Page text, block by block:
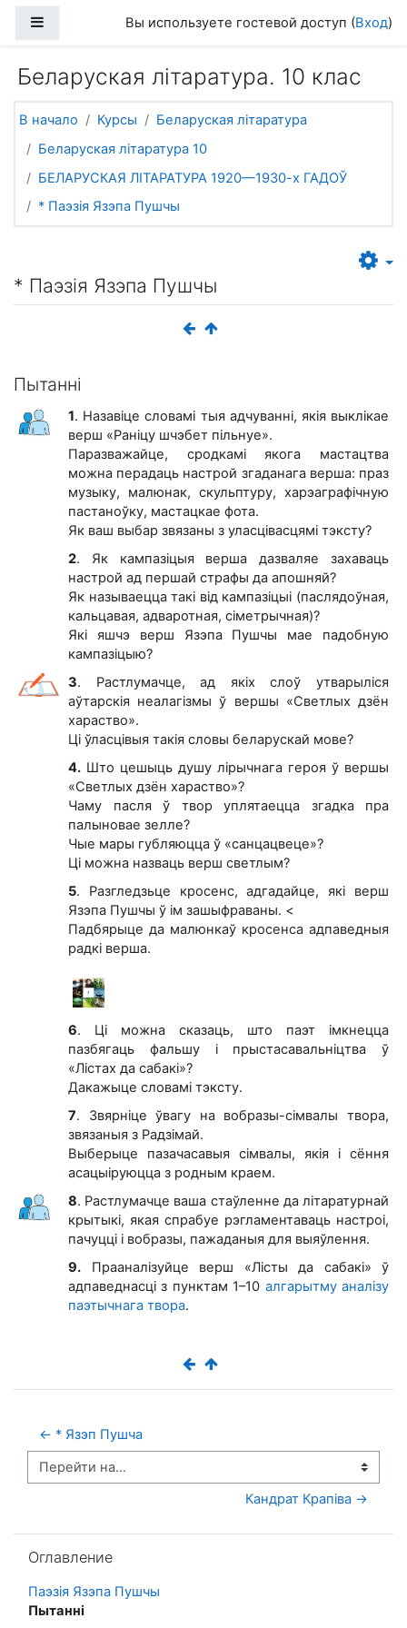
Боковая панельВы используете гостевой доступ (Вход)
Беларуская літаратура. 10 клас
В начало Курсы
Беларуская літаратура
Беларуская літаратура 10
БЕЛАРУСКАЯ ЛІТАРАТУРА 1920—1930-х ГАДОЎ
* Паэзія Язэпа Пушчы
* Паэзія Язэпа Пушчы
Пытанні
1. Назавіце словамі тыя адчуванні, якія выклікае
верш «Раніцу шчэбет пільнуе».
Паразважайце, сродкамі якога мастацтва
можна перадаць настрой згаданага верша: праз
музыку, малюнак, скульптуру, харэаграфічную
пастаноўку, мастацкае фота.
Як ваш выбар звязаны з уласцівасцямі тэксту?
2. Як кампазіцыя верша дазваляе захаваць
настрой ад першай страфы да апошняй?
Як называецца такі від кампазіцыі (паслядоўная,
кальцавая, адваротная, сіметрычная)?
Які яшчэ верш Язэпа Пушчы мае падобную
кампазіцыю?
3. Растлумачце, ад якіх слоў утварыліся
аўтарскія неалагізмы ў вершы «Светлых дзён
хараство».
Ці ўласцівыя такія словы беларускай мове?
4. Што цешыць душу лірычнага героя ў вершы
«Светлых дзён хараство»?
Чаму пасля ў твор уплятаецца згадка пра
палыновае зелле?
Чые мары губляюцца ў «санцацвеце»?
Ці можна назваць верш светлым?
5. Разгледзьце кросенс, адгадайце, які верш
Язэпа Пушчы ў ім зашыфраваны. <
Падбярыце да малюнкаў кросенса адпаведныя
радкі верша.
6. Ці можна сказаць, што паэт імкнецца
пазбягаць фальшу і прыстасавальніцтва ў
«Лістах да сабакі»?
Дакажыце словамі тэксту.
7. Звярніце ўвагу на вобразы-сімвалы твора,
звязаныя з Радзімай.
Выберыце пазачасавыя сімвалы, якія і сёння
асацыіруюцца з родным краем.
8. Растлумачце ваша стаўленне да літаратурнай
крытыкі, якая спрабуе рэгламентаваць настроі,
пачуцці і вобразы, пажаданыя для выяўлення.
9. Прааналізуйце верш «Лісты да сабакі» ў
адпаведнасці з пунктам 1–10 алгарытму аналізу
паэтычнага твора.
← * Язэп Пушча
Перейти на...
Кандрат Крапіва →
Оглавление
Паэзія Язэпа Пушчы
Пытанні